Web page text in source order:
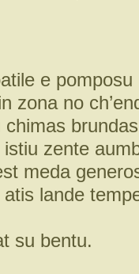
e pomposu
zona no
chimas
zente
meda
lande
su bentu.